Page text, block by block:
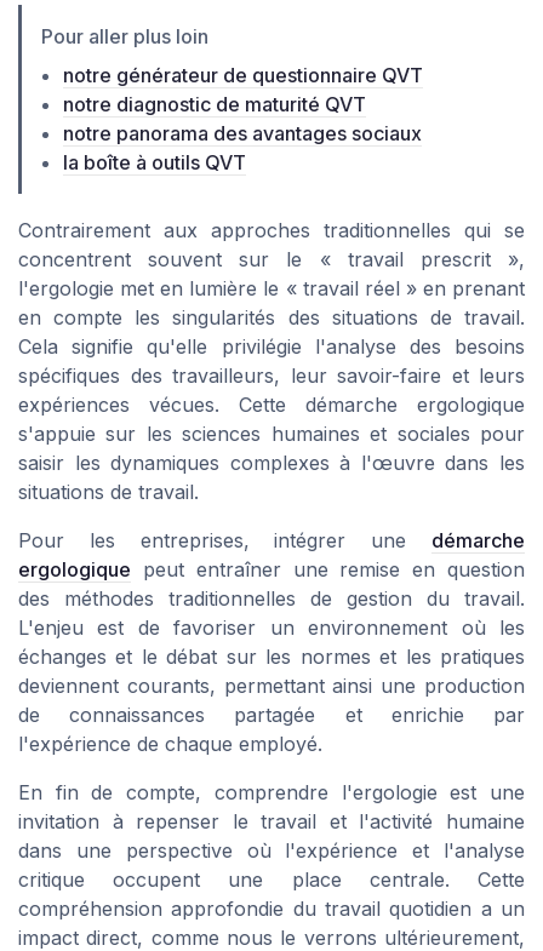
Pour aller plus loin
notre générateur de questionnaire QVT
notre diagnostic de maturité QVT
notre panorama des avantages sociaux
la boîte à outils QVT
Contrairement aux approches traditionnelles qui se
concentrent souvent sur le « travail prescrit »,
l'ergologie met en lumière le « travail réel » en prenant
en compte les singularités des situations de travail.
Cela signifie qu'elle privilégie l'analyse des besoins
spécifiques des travailleurs, leur savoir-faire et leurs
expériences vécues. Cette démarche ergologique
s'appuie sur les sciences humaines et sociales pour
saisir les dynamiques complexes à l'œuvre dans les
situations de travail.
Pour les entreprises, intégrer une démarche
ergologique peut entraîner une remise en question
des méthodes traditionnelles de gestion du travail.
L'enjeu est de favoriser un environnement où les
échanges et le débat sur les normes et les pratiques
deviennent courants, permettant ainsi une production
de connaissances partagée et enrichie par
l'expérience de chaque employé.
En fin de compte, comprendre l'ergologie est une
invitation à repenser le travail et l'activité humaine
dans une perspective où l'expérience et l'analyse
critique occupent une place centrale. Cette
compréhension approfondie du travail quotidien a un
impact direct, comme nous le verrons ultérieurement,